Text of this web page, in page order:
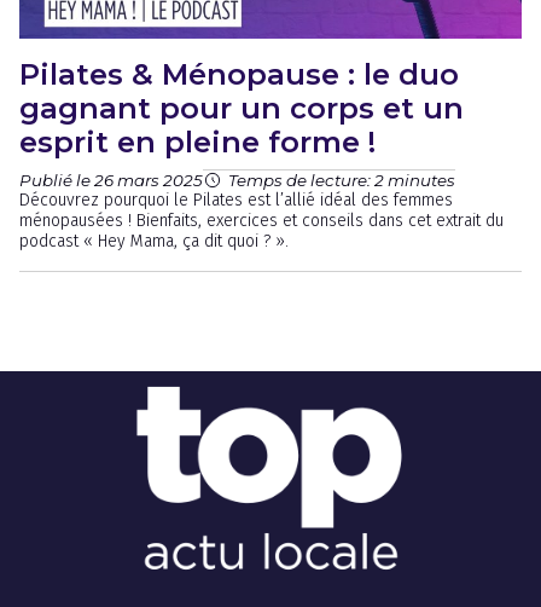
Pilates & Ménopause : le duo
gagnant pour un corps et un
esprit en pleine forme !
Publié le 26 mars 2025 Temps de lecture: 2 minutes
Découvrez pourquoi le Pilates est l’allié idéal des femmes
ménopausées ! Bienfaits, exercices et conseils dans cet extrait du
podcast « Hey Mama, ça dit quoi ? ».